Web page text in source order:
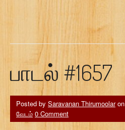
பாடல் #1657
Posted by Saravanan Thirumoolaron
வேடம் 0 Comment